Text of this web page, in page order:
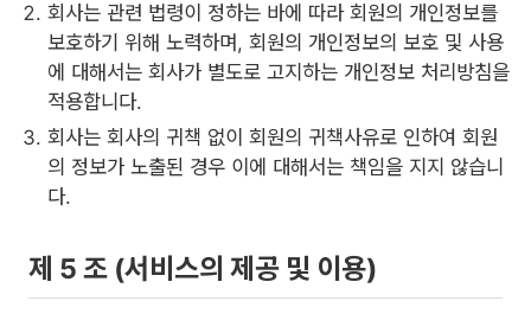
회사는 관련 법령이 정하는 바에 따라 회원의 개인정보를
보호하기 위해 노력하며, 회원의 개인정보의 보호 및 사용
에 대해서는 회사가 별도로 고지하는 개인정보 처리방침을
적용합니다.
회사는 회사의 귀책 없이 회원의 귀책사유로 인하여 회원
의 정보가 노출된 경우 이에 대해서는 책임을 지지 않습니
다.
제 5 조 (서비스의 제공 및 이용)